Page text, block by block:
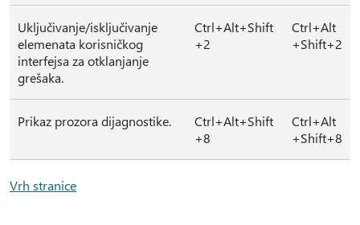
Uključivanje/isključivanje
elemenata korisničkog
interfejsa za otklanjanje
grešaka.
Ctrl+Alt+Shift
+2
Ctrl+Alt
+Shift+2
Prikaz prozora dijagnostike.
Ctrl+Alt+Shift
+8
Ctrl+Alt
+Shift+8
Vrh stranice